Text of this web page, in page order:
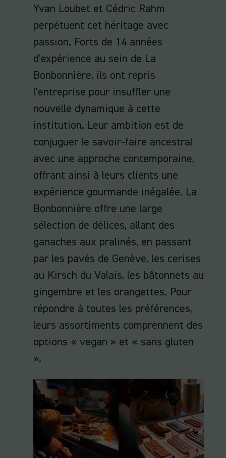
Yvan Loubet et Cédric Rahm
perpétuent cet héritage avec
passion. Forts de 14 années
d'expérience au sein de La
Bonbonnière, ils ont repris
l'entreprise pour insuffler une
nouvelle dynamique à cette
institution. Leur ambition est de
conjuguer le savoir-faire ancestral
avec une approche contemporaine,
offrant ainsi à leurs clients une
expérience gourmande inégalée. La
Bonbonnière offre une large
sélection de délices, allant des
ganaches aux pralinés, en passant
par les pavés de Genève, les cerises
au Kirsch du Valais, les bâtonnets au
gingembre et les orangettes. Pour
répondre à toutes les préférences,
leurs assortiments comprennent des
options « vegan » et « sans gluten
».